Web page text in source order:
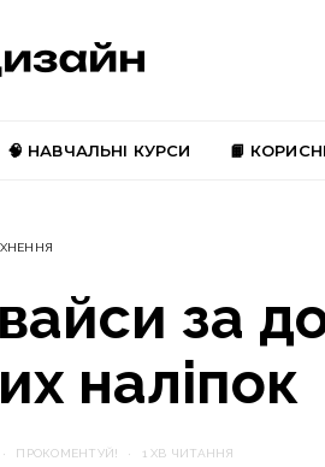
🧠 НАВЧАЛЬНІ КУРСИ 📙
за
наліпок
ПРОКОМЕНТУЙ! 1 ХВ ЧИТАННЯ